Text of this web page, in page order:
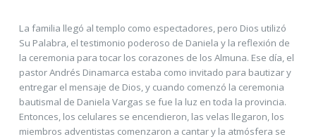
La familia llegó al templo como espectadores, pero Dios utilizó
Su Palabra, el testimonio poderoso de Daniela y la reflexión de
la ceremonia para tocar los corazones de los Almuna. Ese día, el
pastor Andrés Dinamarca estaba como invitado para bautizar y
entregar el mensaje de Dios, y cuando comenzó la ceremonia
bautismal de Daniela Vargas se fue la luz en toda la provincia.
Entonces, los celulares se encendieron, las velas llegaron, los
miembros adventistas comenzaron a cantar y la atmósfera se